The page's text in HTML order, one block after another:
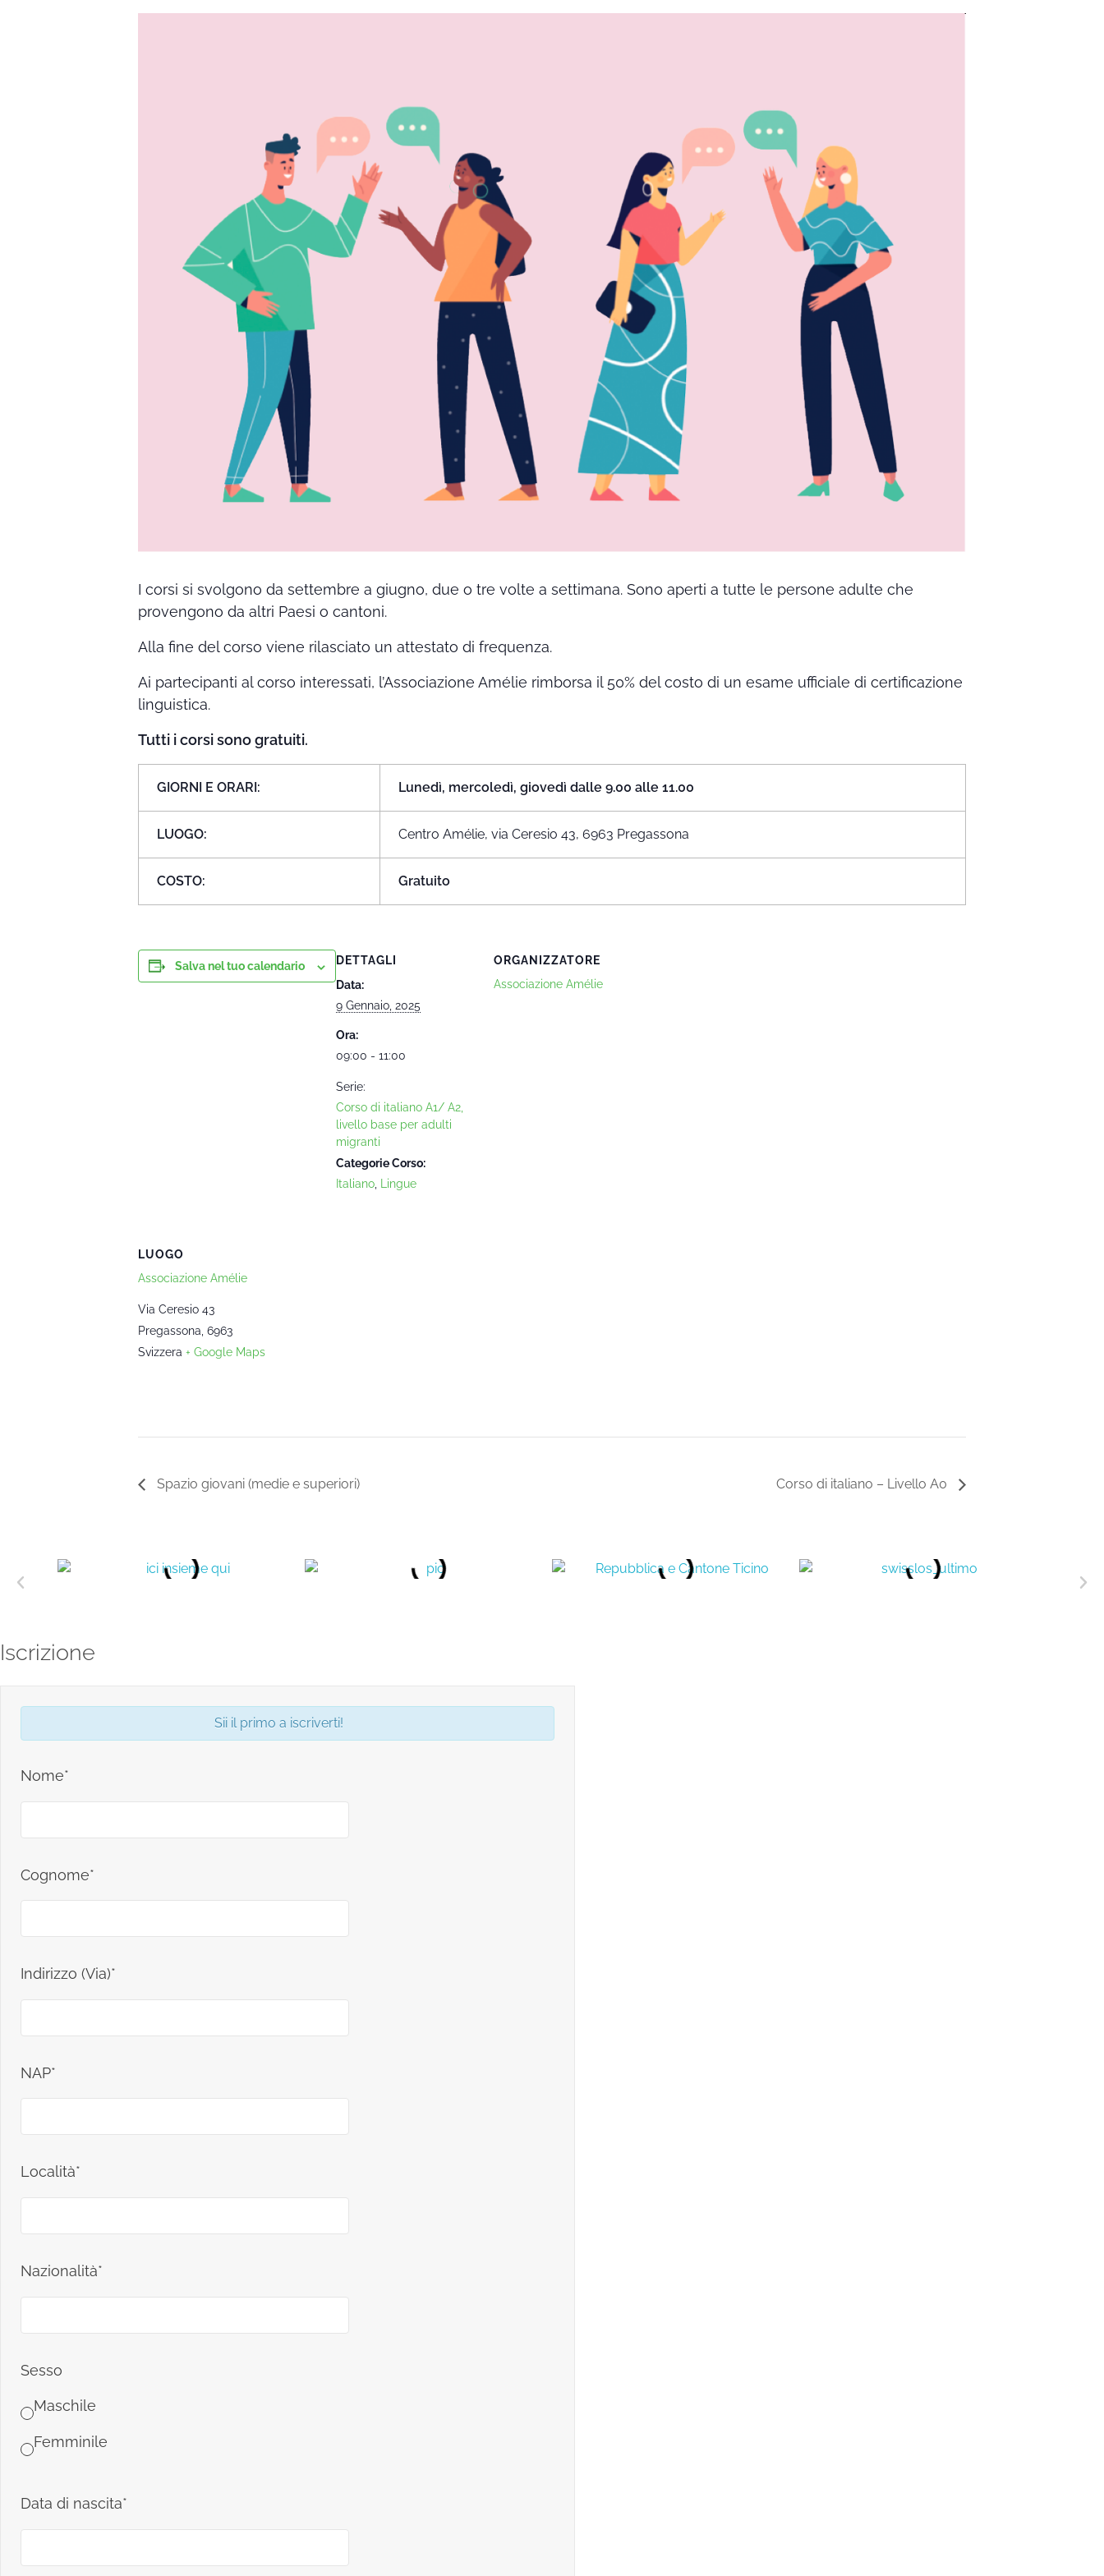
I corsi si svolgono da settembre a giugno, due o tre volte a settimana. Sono aperti a tutte le persone adulte che
provengono da altri Paesi o cantoni.
Alla fine del corso viene rilasciato un attestato di frequenza.
Ai partecipanti al corso interessati, l’Associazione Amélie rimborsa il 50% del costo di un esame ufficiale di certificazione
linguistica.
Tutti i corsi sono gratuiti.
GIORNI E ORARI: Lunedì, mercoledì, giovedì dalle 9.00 alle 11.00
LUOGO: Centro Amélie, via Ceresio 43, 6963 Pregassona
COSTO: Gratuito
Salva nel tuo calendario
DETTAGLI
Data:
9 Gennaio, 2025
Ora:
09:00 - 11:00
Serie:
Corso di italiano A1/ A2,
livello base per adulti
migranti
Categorie Corso:
Italiano
Lingue
ORGANIZZATORE
Associazione Amélie
LUOGO
Associazione Amélie
Via Ceresio 43
Pregassona 6963
Svizzera + Google Maps
Spazio giovani (medie e superiori) Corso di italiano – Livello A0
Iscrizione
Sii il primo a iscriverti!
Nome*
Cognome*
Indirizzo (Via)*
NAP*
Località*
Nazionalità*
Sesso
Maschile
Femminile
Data di nascita*